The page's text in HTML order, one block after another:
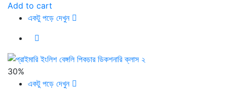
Add to cart
একটু পড়ে দেখুন
30%
একটু পড়ে দেখুন